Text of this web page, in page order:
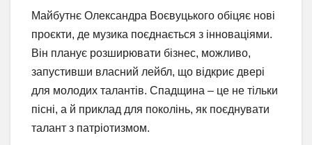
Майбутнє Олександра Воєвуцького обіцяє нові
проєкти, де музика поєднається з інноваціями.
Він планує розширювати бізнес, можливо,
запустивши власний лейбл, що відкриє двері
для молодих талантів. Спадщина – це не тільки
пісні, а й приклад для поколінь, як поєднувати
талант з патріотизмом.